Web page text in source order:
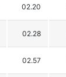
02.20
02.28
02.57